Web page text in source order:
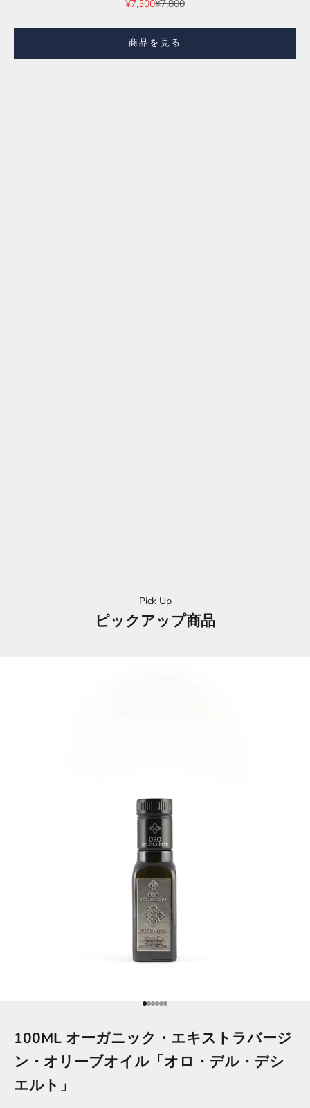
セール価格
¥7,300通常価格
¥7,800
商品を見る
Pick Up
ピックアップ商品
項目に移動する 1
項目に移動する 2
項目に移動する 3
項目に移動する 4
項目に移動する 5
項目に移動する 6
100ML オーガニック・エキストラバージ
ン・オリーブオイル「オロ・デル・デシ
エルト」